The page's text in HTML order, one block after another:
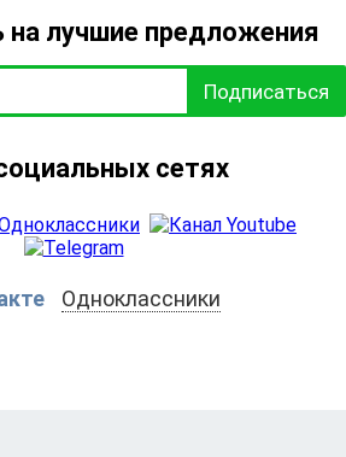
на лучшие предложения
Подписаться
сетях
Одноклассники